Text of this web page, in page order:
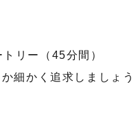
リー（45分間）
細かく追求しましょう